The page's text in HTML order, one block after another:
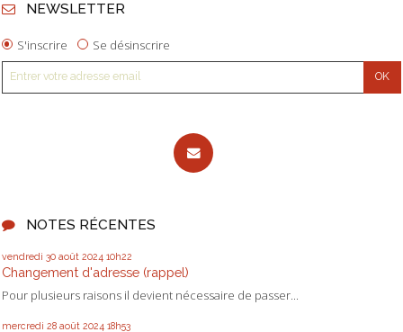
NEWSLETTER
S'inscrire Se désinscrire
NOTES RÉCENTES
vendredi 30 août 2024 10h22
Changement d'adresse (rappel)
Pour plusieurs raisons il devient nécessaire de passer...
mercredi 28 août 2024 18h53